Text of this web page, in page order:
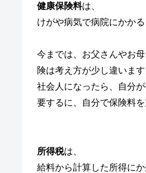
健康保険料は、
けがや病気で病院にかか
今までは、お父さんやお
険は考え方が少し違います
社会人になったら、自分が
要するに、自分で保険料
所得税は、
給料から計算した所得にか